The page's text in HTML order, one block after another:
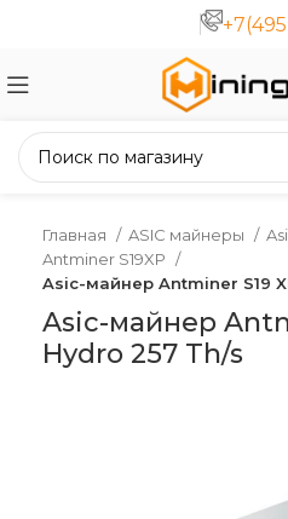
Главная ASIC майнеры
Antminer S19XP
Asic-майнер Antminer S19
Asic-майнер
Hydro 257 Th/s